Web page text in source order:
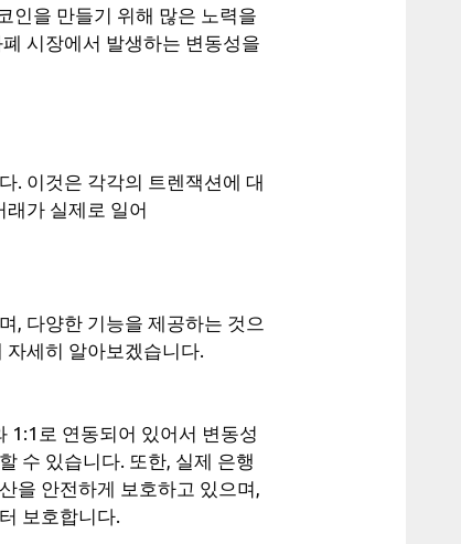
인을 만들기 위해 많은 노력을
시장에서 발생하는 변동성을
. 이것은 각각의 트렌잭션에 대
가 실제로 일어
, 다양한 기능을 제공하는 것으
세히 알아보겠습니다.
1:1로 연동되어 있어서 변동성
수 있습니다. 또한, 실제 은행
을 안전하게 보호하고 있으며,
보호합니다.